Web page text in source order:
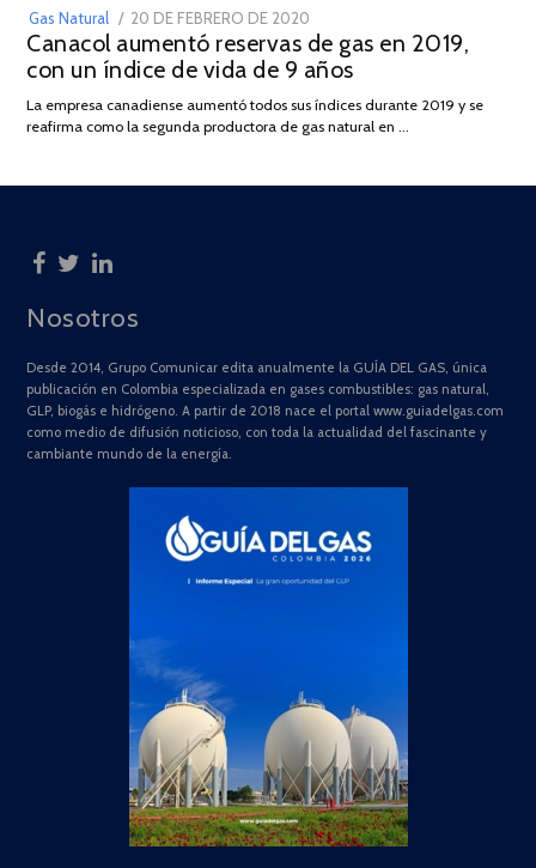
Gas Natural
POSTED
ON
20 DE FEBRERO DE 2020
DE
JULIO
2025
Canacol aumentó reservas de gas en 2019,
con un índice de vida de 9 años
La empresa canadiense aumentó todos sus índices durante 2019 y se
reafirma como la segunda productora de gas natural en …
Nosotros
Desde 2014, Grupo Comunicar edita anualmente la GUÍA DEL GAS, única
publicación en Colombia especializada en gases combustibles: gas natural,
GLP, biogás e hidrógeno. A partir de 2018 nace el portal www.guiadelgas.com
como medio de difusión noticioso, con toda la actualidad del fascinante y
cambiante mundo de la energía.